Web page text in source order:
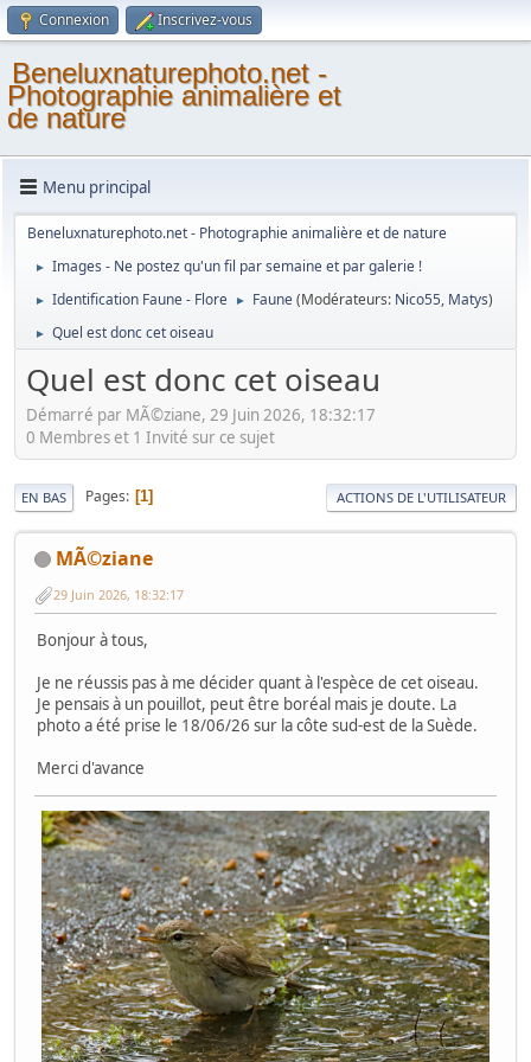
Connexion Inscrivez-vous
Beneluxnaturephoto.net -
Photographie animalière et
de nature
Menu principal
Beneluxnaturephoto.net - Photographie animalière et de nature
► Images - Ne postez qu'un fil par semaine et par galerie !
► Identification Faune - Flore ► Faune(Modérateurs: Nico55, Matys)
► Quel est donc cet oiseau
Quel est donc cet oiseau
Démarré par MÃ©ziane, 29 Juin 2026, 18:32:17
0 Membres et 1 Invité sur ce sujet
EN BAS Pages 1 ACTIONS DE L'UTILISATEUR
MÃ©ziane
29 Juin 2026, 18:32:17
Bonjour à tous,
Je ne réussis pas à me décider quant à l'espèce de cet oiseau.
Je pensais à un pouillot, peut être boréal mais je doute. La
photo a été prise le 18/06/26 sur la côte sud-est de la Suède.
Merci d'avance